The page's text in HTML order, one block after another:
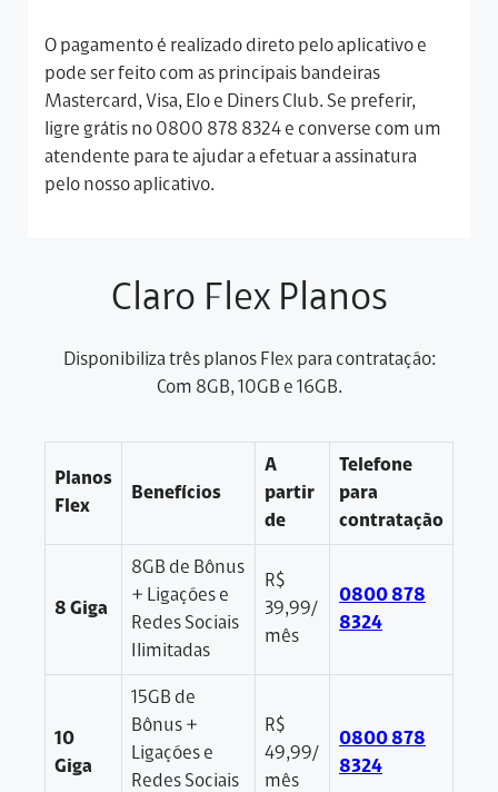
O pagamento é realizado direto pelo aplicativo e
pode ser feito com as principais bandeiras
Mastercard, Visa, Elo e Diners Club. Se preferir,
ligre grátis no 0800 878 8324 e converse com um
atendente para te ajudar a efetuar a assinatura
pelo nosso aplicativo.
Claro Flex Planos
Disponibiliza três planos Flex para contratação:
Com 8GB, 10GB e 16GB.
Planos
Flex
Benefícios
A
partir
de
Telefone
para
contratação
8 Giga
8GB de Bônus
+ Ligações e
Redes Sociais
Ilimitadas
R$
39,99/
mês
0800 878
8324
10
Giga
15GB de
Bônus +
Ligações e
Redes Sociais
R$
49,99/
mês
0800 878
8324